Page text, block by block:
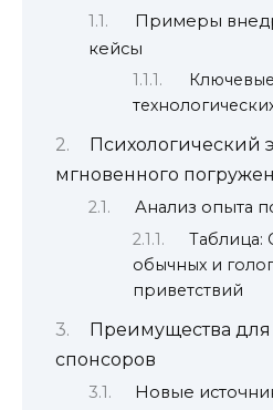
Примеры
кейсы
Психологический
мгновенного
Анализ опыта
Таблица:
обычных и
приветствий
Преимущества для
спонсоров
Новые